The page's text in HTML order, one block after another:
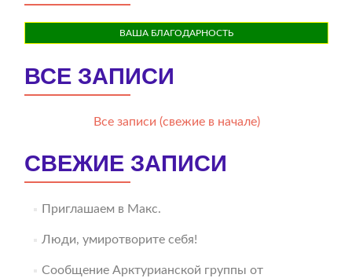
ВАША БЛАГОДАРНОСТЬ
ВСЕ ЗАПИСИ
Все записи (свежие в начале)
СВЕЖИЕ ЗАПИСИ
Приглашаем в Макс.
Люди, умиротворите себя!
Сообщение Арктурианской группы от